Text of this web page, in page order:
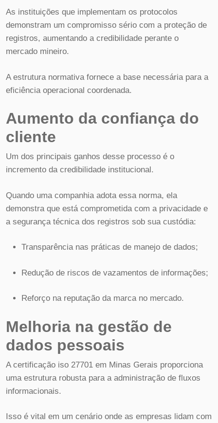
As instituições que implementam os protocolos
demonstram um compromisso sério com a proteção de
registros, aumentando a credibilidade perante o
mercado mineiro.
A estrutura normativa fornece a base necessária para a
eficiência operacional coordenada.
Aumento da confiança do
cliente
Um dos principais ganhos desse processo é o
incremento da credibilidade institucional.
Quando uma companhia adota essa norma, ela
demonstra que está comprometida com a privacidade e
a segurança técnica dos registros sob sua custódia:
Transparência nas práticas de manejo de dados;
Redução de riscos de vazamentos de informações;
Reforço na reputação da marca no mercado.
Melhoria na gestão de
dados pessoais
A certificação iso 27701 em Minas Gerais proporciona
uma estrutura robusta para a administração de fluxos
informacionais.
Isso é vital em um cenário onde as empresas lidam com